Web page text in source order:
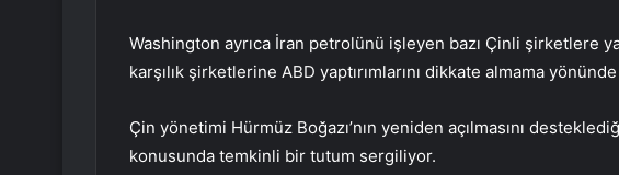
Washington ayrıca İran petrolünü işleyen bazı Çinli şirketlere
karşılık şirketlerine ABD yaptırımlarını dikkate almama
Çin yönetimi Hürmüz Boğazı’nın yeniden açılmasını
konusunda temkinli bir tutum sergiliyor.